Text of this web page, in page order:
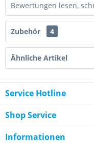
Bewertungen lesen,
Zubehör 4
Ähnliche Artikel
Service Hotline
Shop Service
Informationen